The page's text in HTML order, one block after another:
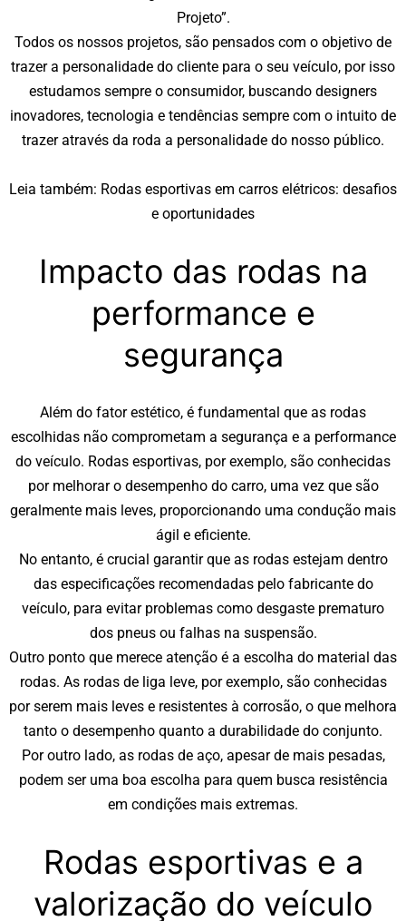
Projeto”.
Todos os nossos projetos, são pensados com o objetivo de
trazer a personalidade do cliente para o seu veículo, por isso
estudamos sempre o consumidor, buscando designers
inovadores, tecnologia e tendências sempre com o intuito de
trazer através da roda a personalidade do nosso público.
Leia também: Rodas esportivas em carros elétricos: desafios
e oportunidades
Impacto das rodas na
performance e
segurança
Além do fator estético, é fundamental que as rodas
escolhidas não comprometam a segurança e a performance
do veículo. Rodas esportivas, por exemplo, são conhecidas
por melhorar o desempenho do carro, uma vez que são
geralmente mais leves, proporcionando uma condução mais
ágil e eficiente.
No entanto, é crucial garantir que as rodas estejam dentro
das especificações recomendadas pelo fabricante do
veículo, para evitar problemas como desgaste prematuro
dos pneus ou falhas na suspensão.
Outro ponto que merece atenção é a escolha do material das
rodas. As rodas de liga leve, por exemplo, são conhecidas
por serem mais leves e resistentes à corrosão, o que melhora
tanto o desempenho quanto a durabilidade do conjunto.
Por outro lado, as rodas de aço, apesar de mais pesadas,
podem ser uma boa escolha para quem busca resistência
em condições mais extremas.
Rodas esportivas e a
valorização do veículo